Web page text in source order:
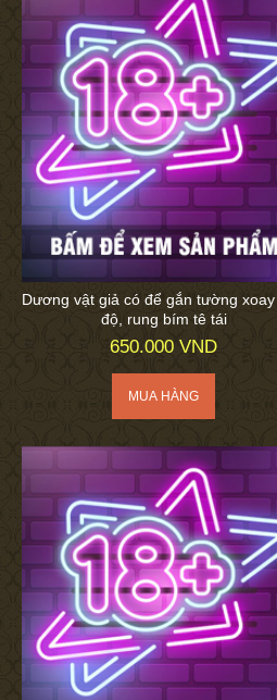
Dương vật giả có để gắn tường
độ, rung bím tê tái
650.000 VND